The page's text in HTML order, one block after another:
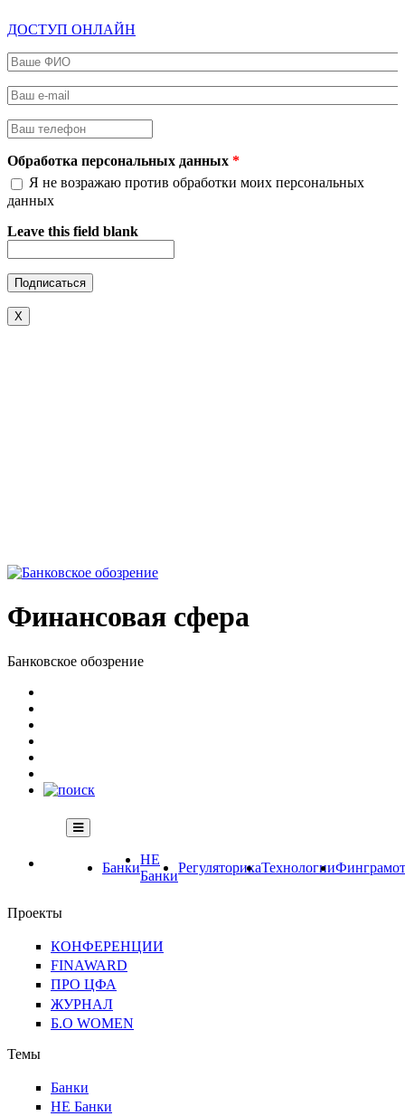
ДОСТУП ОНЛАЙН
Ваше ФИО
Ваш e-mail
Ваш телефон
Обработка персональных данных *
Я не возражаю против обработки моих персональных
данных
Leave this field blank
X
Финансовая сфера
Банковское обозрение
Банки
НЕ
Банки
РегуляторикаТехнологии
Проекты
КОНФЕРЕНЦИИ
FINAWARD
ПРО ЦФА
ЖУРНАЛ
Б.О WOMEN
Темы
Банки
НЕ Банки